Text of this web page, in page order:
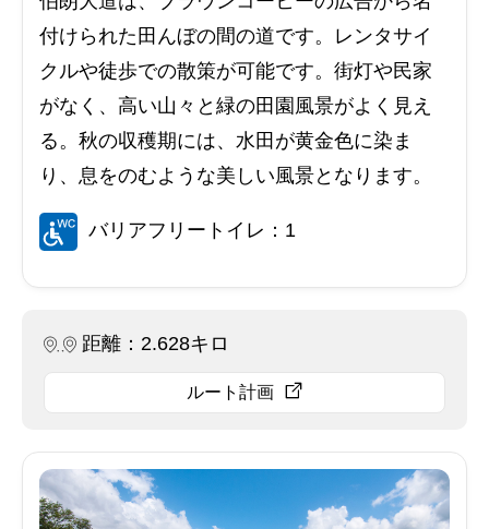
付けられた田んぼの間の道です。レンタサイ
クルや徒歩での散策が可能です。街灯や民家
がなく、高い山々と緑の田園風景がよく見え
る。秋の収穫期には、水田が黄金色に染ま
り、息をのむような美しい風景となります。
バリアフリートイレ：1
距離：2.628キロ
ルート計画